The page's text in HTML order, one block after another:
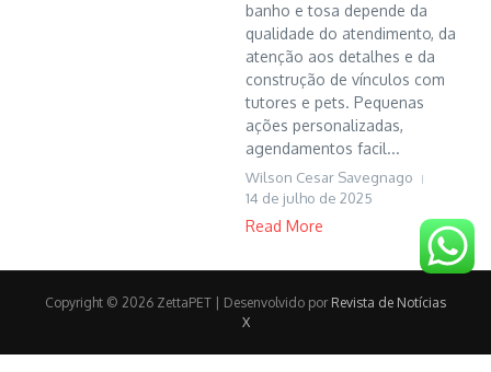
banho e tosa depende da
qualidade do atendimento, da
atenção aos detalhes e da
construção de vínculos com
tutores e pets. Pequenas
ações personalizadas,
agendamentos facil...
Wilson Cesar Savegnago
14 de julho de 2025
Read More
Copyright © 2026 ZettaPET | Desenvolvido por Revista de Notícias
X